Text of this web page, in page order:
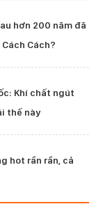
hơn 200 năm đã
Cách?
Khí chất ngút
thế này
hot rần rần, cả